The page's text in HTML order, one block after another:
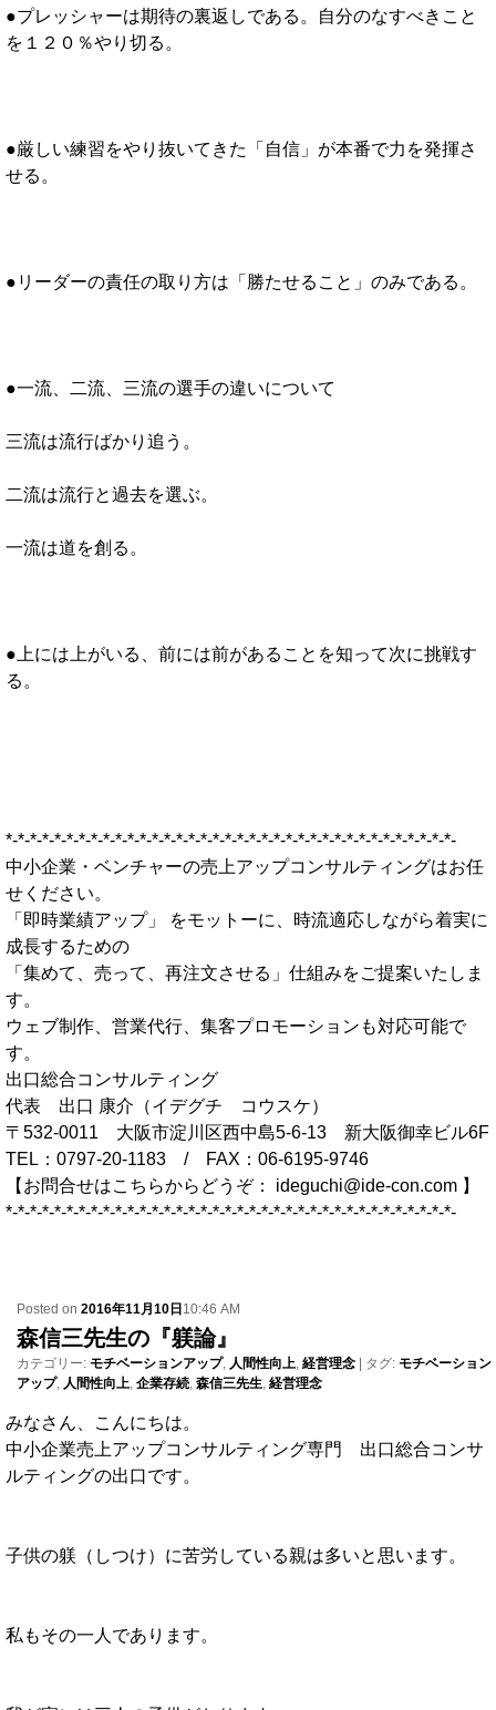
●プレッシャーは期待の裏返しである。自分のなすべきこと
を１２０％やり切る。
●厳しい練習をやり抜いてきた「自信」が本番で力を発揮さ
せる。
●リーダーの責任の取り方は「勝たせること」のみである。
●一流、二流、三流の選手の違いについて
三流は流行ばかり追う。
二流は流行と過去を選ぶ。
一流は道を創る。
●上には上がいる、前には前があることを知って次に挑戦す
る。
*-*-*-*-*-*-*-*-*-*-*-*-*-*-*-*-*-*-*-*-*-*-*-*-*-*-*-*-*-*-*-*-*-*-*-*-*-
中小企業・ベンチャーの売上アップコンサルティングはお任
せください。
「即時業績アップ」 をモットーに、時流適応しながら着実に
成長するための
「集めて、売って、再注文させる」仕組みをご提案いたしま
す。
ウェブ制作、営業代行、集客プロモーションも対応可能で
す。
出口総合コンサルティング
代表 出口 康介（イデグチ コウスケ）
〒532-0011 大阪市淀川区西中島5-6-13 新大阪御幸ビル6F
TEL：0797-20-1183 / FAX：06-6195-9746
【お問合せはこちらからどうぞ： ideguchi@ide-con.com 】
*-*-*-*-*-*-*-*-*-*-*-*-*-*-*-*-*-*-*-*-*-*-*-*-*-*-*-*-*-*-*-*-*-*-*-*-*-
Posted on 2016年11月10日10:46 AM
森信三先生の『躾論』
カテゴリー: モチベーションアップ, 人間性向上 経営理念 | タグ: モチベーション
アップ, 人間性向上 企業存続 森信三先生 経営理念
みなさん、こんにちは。
中小企業売上アップコンサルティング専門 出口総合コンサ
ルティングの出口です。
子供の躾（しつけ）に苦労している親は多いと思います。
私もその一人であります。